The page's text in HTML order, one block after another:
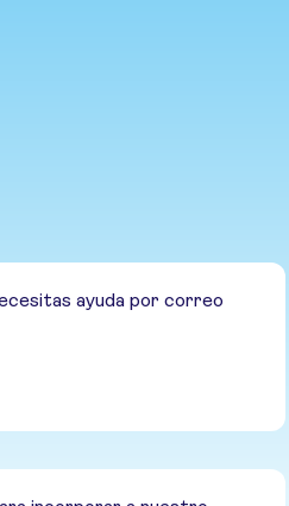
ayuda por correo